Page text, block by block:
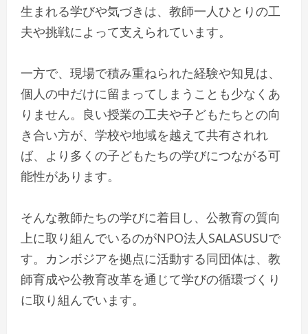
生まれる学びや気づきは、教師一人ひとりの工
夫や挑戦によって支えられています。
一方で、現場で積み重ねられた経験や知見は、
個人の中だけに留まってしまうことも少なくあ
りません。良い授業の工夫や子どもたちとの向
き合い方が、学校や地域を越えて共有されれ
ば、より多くの子どもたちの学びにつながる可
能性があります。
そんな教師たちの学びに着目し、公教育の質向
上に取り組んでいるのがNPO法人SALASUSUで
す。カンボジアを拠点に活動する同団体は、教
師育成や公教育改革を通じて学びの循環づくり
に取り組んでいます。